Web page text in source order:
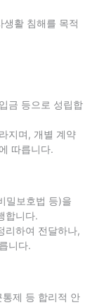
생활 침해를 목적
금 등으로 성립합
지며, 개별 계약
따릅니다.
밀보호법 등)을
합니다.
리하여 전달하나,
니다.
통제 등 합리적 안